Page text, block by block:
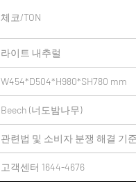
체코/TON
라이트 내추럴
W454*D504*H980*SH780 mm
Beech (너도밤나무)
관련법 및 소비자 분쟁 해결 기
고객센터 1644-4676